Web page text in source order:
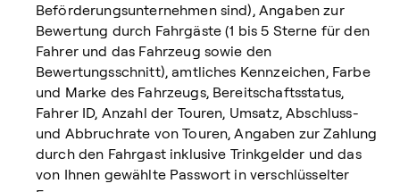
Beförderungsunternehmen sind), Angaben zur
Bewertung durch Fahrgäste (1 bis 5 Sterne für den
Fahrer und das Fahrzeug sowie den
Bewertungsschnitt), amtliches Kennzeichen, Farbe
und Marke des Fahrzeugs, Bereitschaftsstatus,
Fahrer ID, Anzahl der Touren, Umsatz, Abschluss-
und Abbruchrate von Touren, Angaben zur Zahlung
durch den Fahrgast inklusive Trinkgelder und das
von Ihnen gewählte Passwort in verschlüsselter